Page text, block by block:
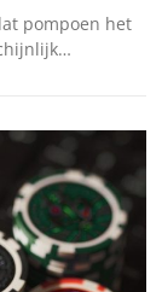
pompoen het